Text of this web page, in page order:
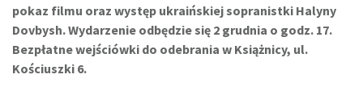
pokaz filmu oraz występ ukraińskiej sopranistki Halyny
Dovbysh. Wydarzenie odbędzie się 2 grudnia o godz. 17.
Bezpłatne wejściówki do odebrania w Książnicy, ul.
Kościuszki 6.